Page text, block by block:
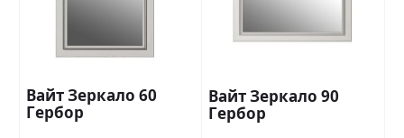
Вайт Зеркало 60
Гербор
Вайт Зеркало 90
Гербор